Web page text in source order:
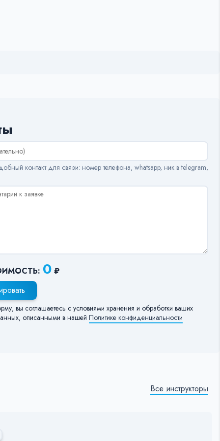
контакт для связи: номер телефона, whatsapp, ник в telegram,
0 ₽
вы соглашаетесь с условиями хранения и обработки ваших
описанными в нашей Политике конфиденциальности
Все инструкторы